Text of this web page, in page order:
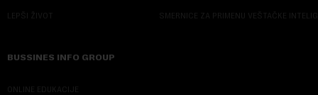
LEPŠI ŽIVOT SMERNICE ZA PRIMENU VEŠTAČKE
BUSSINES INFO GROUP
ONLINE EDUKACIJE